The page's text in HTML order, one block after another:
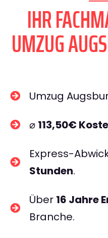
IHR
UMZUG
Umzug
⌀ 113,50€
Express-
Stunden.
Über 16 Jahre
Branche.